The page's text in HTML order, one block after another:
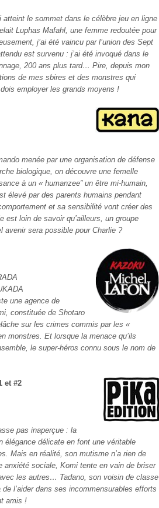
atteint le sommet dans le célèbre jeu en ligne
Luphas Mafahl, une femme redoutée pour
j’ai été vaincu par l’union des Sept
est survenu : j’ai été invoqué dans le
200 ans plus tard… Pire, depuis mon
de mes sbires et des monstres qui
employer les grands moyens !
menée par une organisation de défense
biologique, on découvre une femelle
à un « humanzee” un être mi-humain,
élevé par des parents humains pendant
et sa sensibilité vont créer des
loin de savoir qu’ailleurs, un groupe
avenir sera possible pour Charlie ?
une agence de
constituée de Shotaro
sur les crimes commis par les «
monstres. Et lorsque la menace qu’ils
le super-héros connu sous le nom de
et #2
pas inaperçue : la
délicate en font une véritable
Mais en réalité, son mutisme n’a rien de
anxiété sociale, Komi tente en vain de briser
les autres… Tadano, son voisin de classe
l’aider dans ses incommensurables efforts
amis !